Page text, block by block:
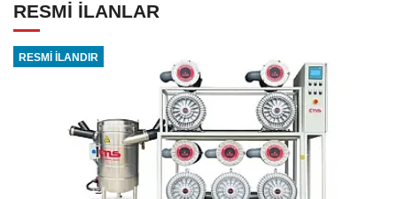
RESMİ İLANLAR
RESMİ İLANDIR